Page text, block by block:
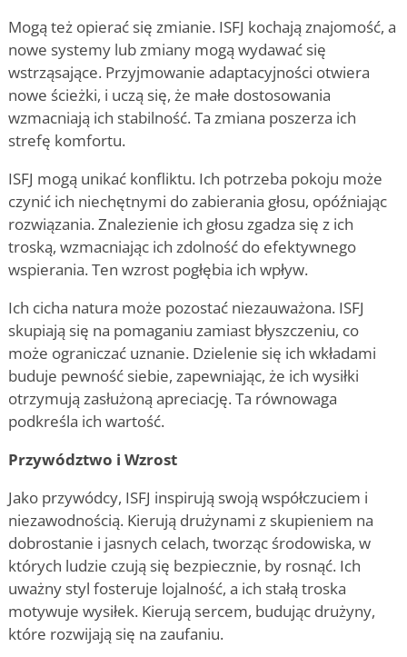
Mogą też opierać się zmianie. ISFJ kochają znajomość, a
nowe systemy lub zmiany mogą wydawać się
wstrząsające. Przyjmowanie adaptacyjności otwiera
nowe ścieżki, i uczą się, że małe dostosowania
wzmacniają ich stabilność. Ta zmiana poszerza ich
strefę komfortu.
ISFJ mogą unikać konfliktu. Ich potrzeba pokoju może
czynić ich niechętnymi do zabierania głosu, opóźniając
rozwiązania. Znalezienie ich głosu zgadza się z ich
troską, wzmacniając ich zdolność do efektywnego
wspierania. Ten wzrost pogłębia ich wpływ.
Ich cicha natura może pozostać niezauważona. ISFJ
skupiają się na pomaganiu zamiast błyszczeniu, co
może ograniczać uznanie. Dzielenie się ich wkładami
buduje pewność siebie, zapewniając, że ich wysiłki
otrzymują zasłużoną apreciację. Ta równowaga
podkreśla ich wartość.
Przywództwo i Wzrost
Jako przywódcy, ISFJ inspirują swoją współczuciem i
niezawodnością. Kierują drużynami z skupieniem na
dobrostanie i jasnych celach, tworząc środowiska, w
których ludzie czują się bezpiecznie, by rosnąć. Ich
uważny styl fosteruje lojalność, a ich stałą troska
motywuje wysiłek. Kierują sercem, budując drużyny,
które rozwijają się na zaufaniu.